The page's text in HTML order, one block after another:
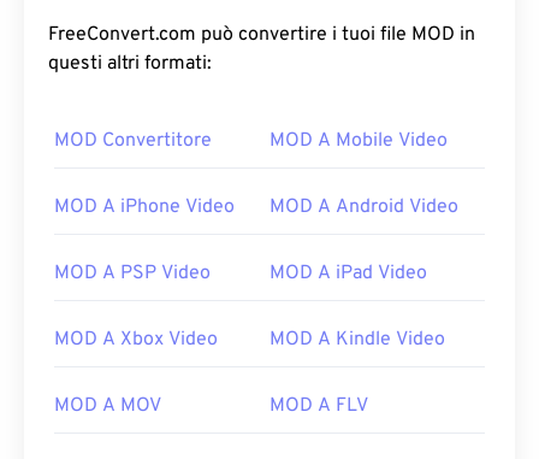
FreeConvert.com può convertire i tuoi file MOD in
questi altri formati:
MOD Convertitore MOD A Mobile Video
MOD A iPhone Video MOD A Android Video
MOD A PSP Video MOD A iPad Video
MOD A Xbox Video MOD A Kindle Video
MOD A MOV MOD A FLV